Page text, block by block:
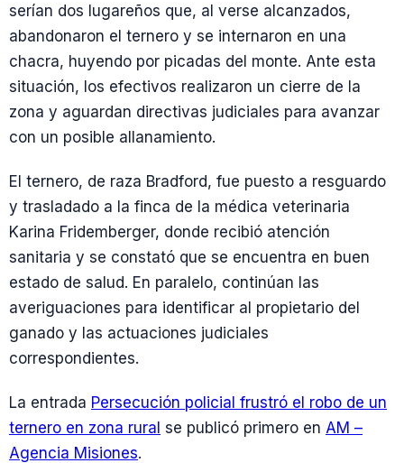
serían dos lugareños que, al verse alcanzados,
abandonaron el ternero y se internaron en una
chacra, huyendo por picadas del monte. Ante esta
situación, los efectivos realizaron un cierre de la
zona y aguardan directivas judiciales para avanzar
con un posible allanamiento.
El ternero, de raza Bradford, fue puesto a resguardo
y trasladado a la finca de la médica veterinaria
Karina Fridemberger, donde recibió atención
sanitaria y se constató que se encuentra en buen
estado de salud. En paralelo, continúan las
averiguaciones para identificar al propietario del
ganado y las actuaciones judiciales
correspondientes.
La entrada Persecución policial frustró el robo de un
ternero en zona rural se publicó primero en AM –
Agencia Misiones.